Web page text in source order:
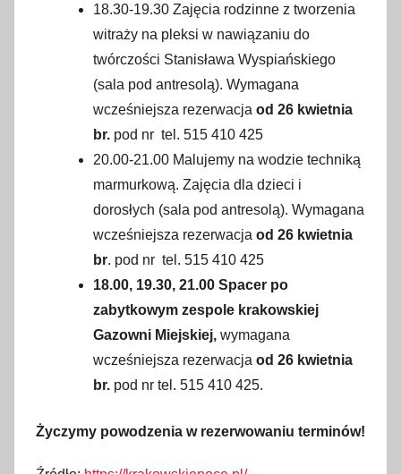
18.30-19.30 Zajęcia rodzinne z tworzenia
witraży na pleksi w nawiązaniu do
twórczości Stanisława Wyspiańskiego
(sala pod antresolą). Wymagana
wcześniejsza rezerwacja od 26 kwietnia
br. pod nr tel. 515 410 425
20.00-21.00 Malujemy na wodzie techniką
marmurkową. Zajęcia dla dzieci i
dorosłych (sala pod antresolą). Wymagana
wcześniejsza rezerwacja od 26 kwietnia
br. pod nr tel. 515 410 425
18.00, 19.30, 21.00 Spacer po
zabytkowym zespole krakowskiej
Gazowni Miejskiej, wymagana
wcześniejsza rezerwacja od 26 kwietnia
br. pod nr tel. 515 410 425.
Życzymy powodzenia w rezerwowaniu terminów!